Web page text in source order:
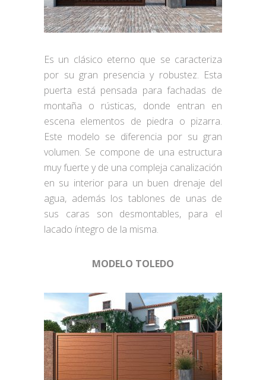
Es un clásico eterno que se caracteriza
por su gran presencia y robustez. Esta
puerta está pensada para fachadas de
montaña o rústicas, donde entran en
escena elementos de piedra o pizarra.
Este modelo se diferencia por su gran
volumen. Se compone de una estructura
muy fuerte y de una compleja canalización
en su interior para un buen drenaje del
agua, además los tablones de unas de
sus caras son desmontables, para el
lacado íntegro de la misma.
MODELO TOLEDO